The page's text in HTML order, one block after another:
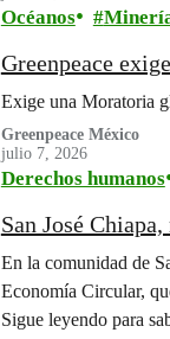
Océanos
Greenpeace
Exige una Moratoria
Greenpeace México
julio 7, 2026
Derechos humanos
San José
En la comunidad de
Economía Circular,
Sigue leyendo para